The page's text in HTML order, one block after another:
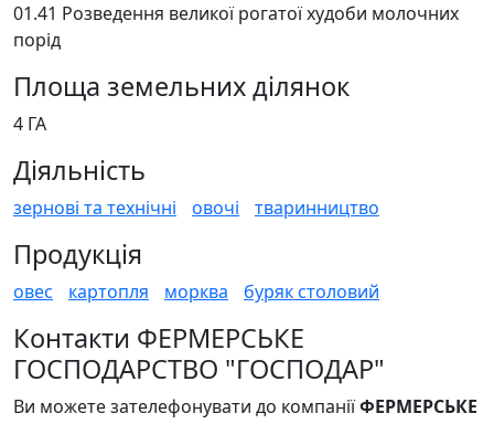
01.41 Розведення великої рогатої худоби молочних
порід
Площа земельних ділянок
4 ГА
Діяльність
зернові та технічні овочі тваринництво
Продукція
овес картопля морква буряк столовий
Контакти ФЕРМЕРСЬКЕ
ГОСПОДАРСТВО "ГОСПОДАР"
Ви можете зателефонувати до компаніїФЕРМЕРСЬКЕ